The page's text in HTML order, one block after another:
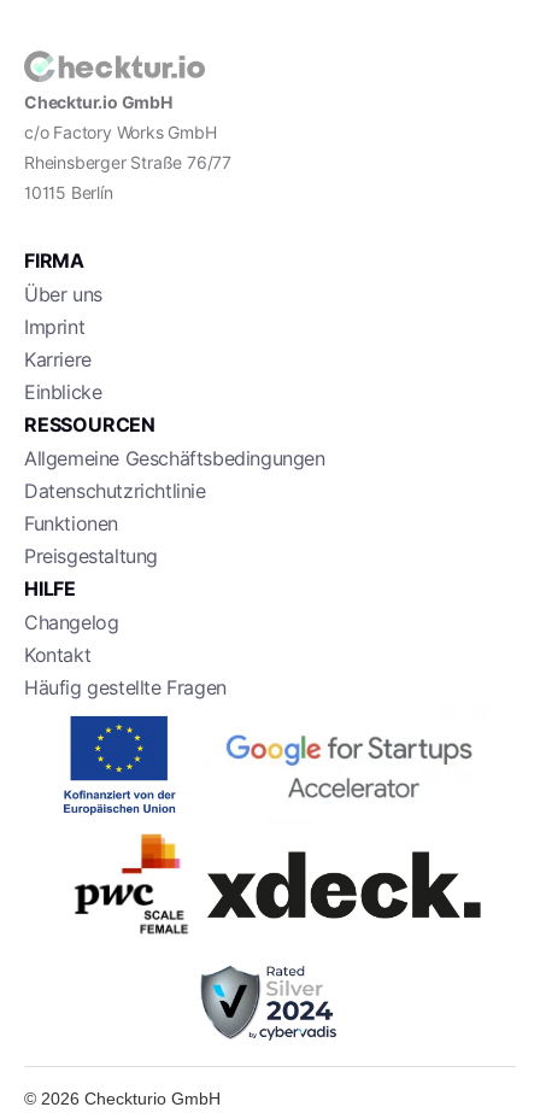
Checktur.io GmbH
c/o Factory Works GmbH
Rheinsberger Straße 76/77
10115 Berlín
FIRMA
Über uns
Imprint
Karriere
Einblicke
RESSOURCEN
Allgemeine Geschäftsbedingungen
Datenschutzrichtlinie
Funktionen
Preisgestaltung
HILFE
Changelog
Kontakt
Häufig gestellte Fragen
© 2026 Checkturio GmbH